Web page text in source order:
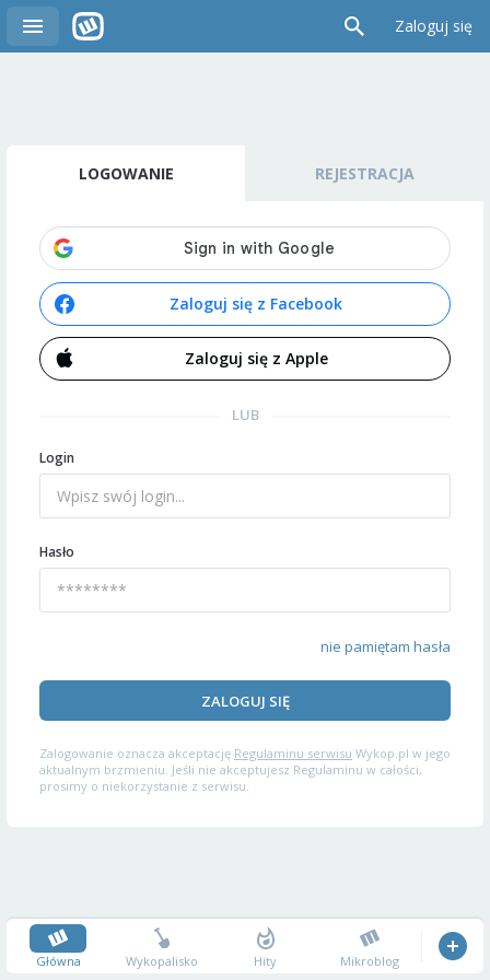
Zaloguj się
LOGOWANIE REJESTRACJA
Zaloguj się z Facebook
Zaloguj się z Apple
LUB
Login
Hasło
nie pamiętam hasła
ZALOGUJ SIĘ
Zalogowanie oznacza akceptację Regulaminu serwisu Wykop.pl w jego
aktualnym brzmieniu. Jeśli nie akceptujesz Regulaminu w całości,
prosimy o niekorzystanie z serwisu.
Główna Wykopalisko Hity Mikroblog